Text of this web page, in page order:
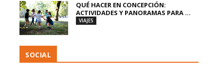
QUÉ HACER EN CONCEPCIÓN:
ACTIVIDADES Y PANORAMAS PARA ...
VIAJES
SOCIAL